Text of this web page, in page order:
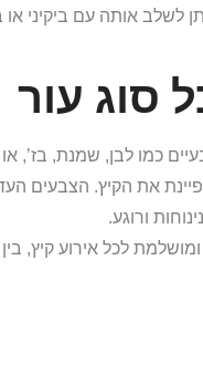
לשלב אותה עם ביקיני
סוג עור
כמו לבן, שמנת, בז’,
את הקיץ. הצבעים
ורוגע.
לכל אירוע קיץ, בין